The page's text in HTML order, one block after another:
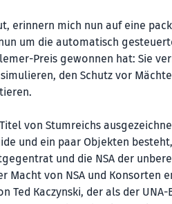
erinnern mich nun auf eine
um die automatisch
Preis gewonnen hat: Sie
den Schutz vor
von Stumreichs
und ein paar Objekten
und die NSA der
Macht von NSA und Konsorten
Ted Kaczynski, der als der